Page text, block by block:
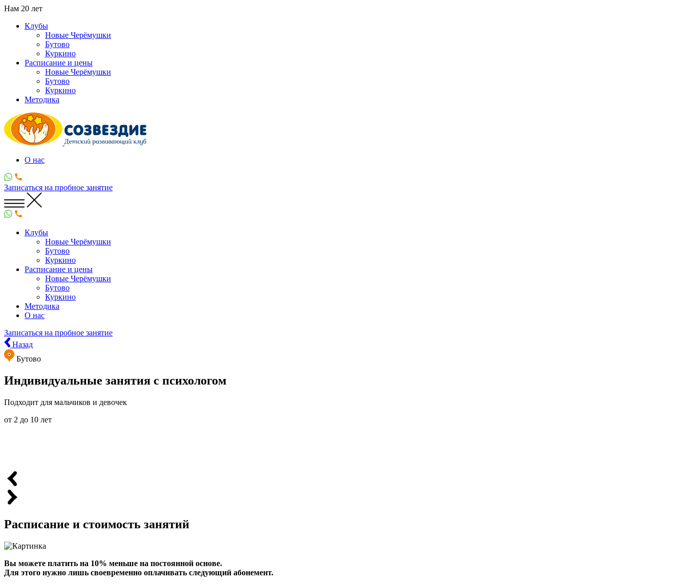
Нам 20 лет
Клубы
Новые Черёмушки
Бутово
Куркино
Расписание и цены
Новые Черёмушки
Бутово
Куркино
Методика
О нас
Записаться на пробное занятие
Клубы
Новые Черёмушки
Бутово
Куркино
Расписание и цены
Новые Черёмушки
Бутово
Куркино
Методика
О нас
Записаться на пробное занятие
Назад
Бутово
Индивидуальные занятия с психологом
Подходит для мальчиков и девочек
от 2 до 10 лет
Расписание и стоимость занятий
Вы можете платить на 10% меньше на постоянной основе.
Для этого нужно лишь своевременно оплачивать следующий абонемент.